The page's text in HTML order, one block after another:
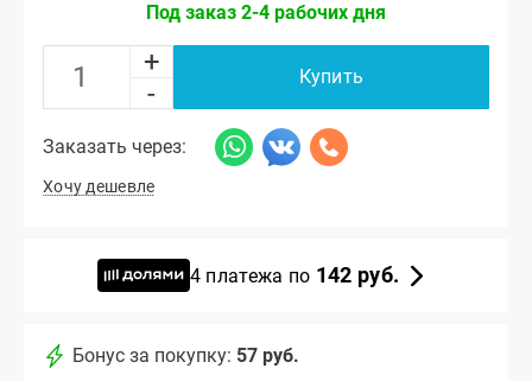
Под заказ 2-4 рабочих дня
+
-
Купить
Заказать через:
Хочу дешевле
4 платежа по 142 руб.
Бонус за покупку: 57 руб.